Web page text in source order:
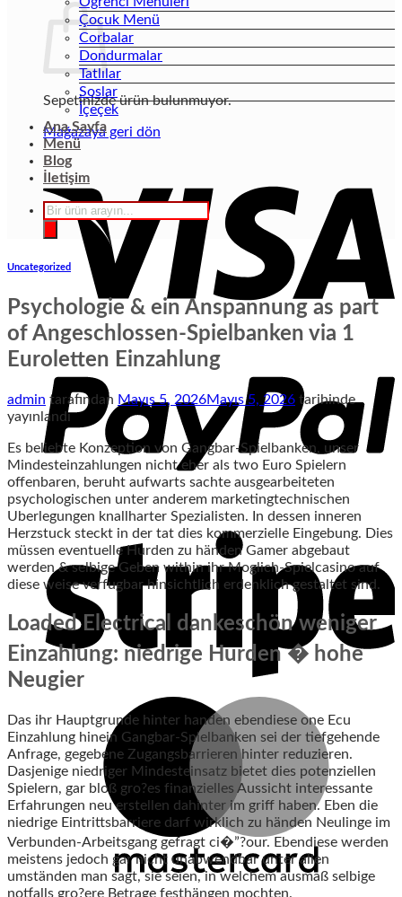
Sepetinizde ürün bulunmuyor.
Mağazaya geri dön
Çocuk Menü
Corbalar
Dondurmalar
Tatlılar
Soslar
İçeçek
Ana Sayfa
Menü
Blog
İletişim
Products
search
Uncategorized
Psychologie & ein Anspannung as part
of Angeschlossen-Spielbanken via 1
Euroletten Einzahlung
admin tarafından Mayıs 5, 2026Mayıs 5, 2026 tarihinde
yayınlandı
Es beliebte Konzeption von Gangbar-Spielbanken, unser
Mindesteinzahlungen nicht eher als two Euro Spielern
offenbaren, beruht aufwarts sachte ausgearbeiteten
psychologischen unter anderem marketingtechnischen
Uberlegungen knallharter Spezialisten. In dessen inneren
Herzstuck steckt in der tat dies kommerzielle Eingebung. Dies
müssen eventuelle Hurden zu händen Gamer abgebaut
werden & selbige Geben within ihr Moglich-Spielcasino auf
diese weise verfugbar hinsichtlich erdenklich gestaltet sind.
Loaded Electrical dankeschön weniger
Einzahlung: niedrige Hurden � hohe
Neugier
Das ihr Hauptgrunde hinter handen ebendiese one Ecu
Einzahlung hinein Gangbar-Spielbanken sei der tiefgehende
Anfrage, gegebene Zugangsbarrieren hinter reduzieren.
Dasjenige niedriger Mindesteinsatz bietet dies potenziellen
Spielern, gar bloß gro?es finanzielles Aussicht interessante
Erfahrungen neu erstellen dahinter im griff haben. Eben die
niedrige Eintrittsbarriere darf wirklich zu händen Neulinge im
Verbunden-Arbeitsgang gefragt ci�”?our. Ebendiese werden
meistens jedoch gar nicht unabwendbar unter allen
umständen man sagt, sie seien, in welchem ausmaß selbige
notfalls gro?ere Betrage festhängen mochten.